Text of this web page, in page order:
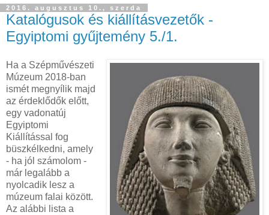
2016. augusztus 10., szerda
Katalógusok és kiállításvezetők -
Egyiptomi gyűjtemény 5./1.
Ha a Szépművészeti
Múzeum 2018-ban
ismét megnyílik majd
az érdeklődők előtt,
egy vadonatúj
Egyiptomi
Kiállítással fog
büszkélkedni, amely
- ha jól számolom -
már legalább a
nyolcadik lesz a
múzeum falai között.
Az alábbi lista a